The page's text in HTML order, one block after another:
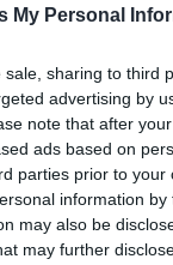
My Personal
sharing to third
advertising by
note that after
ads based on
parties prior to
information
may also be
may further